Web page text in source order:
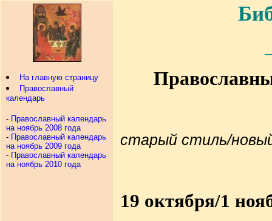
На главную страницу
Православный
календарь
- Православный календарь
на ноябрь 2008 года
- Православный календарь
на ноябрь 2009 года
- Православный календарь
на ноябрь 2010 года
старый стиль/
19 октября/1